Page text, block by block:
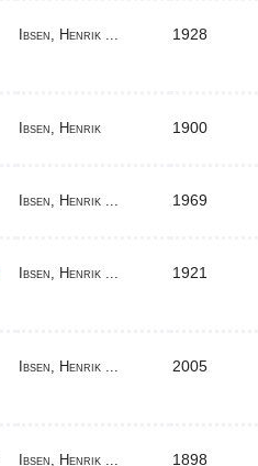
Ibsen, Henrik ... 1928
Ibsen, Henrik 1900
Ibsen, Henrik ... 1969
Ibsen, Henrik ... 1921
Ibsen, Henrik ... 2005
Ibsen, Henrik ... 1898